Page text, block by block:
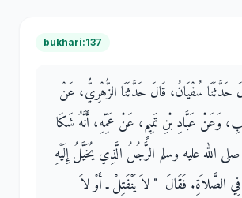
bukhari:137
حَدَّثَنَا سُفْيَانُ، قَالَ حَدَّثَنَا الزُّهْرِيُّ، عَنْ
وَعَنْ عَبَّادِ بْنِ تَمِيمٍ، عَنْ عَمِّهِ، أَنَّهُ شَكَا
الله عليه وسلم الرَّجُلُ الَّذِي يُخَيَّلُ إِلَيْهِ
الصَّلاَةِ‏.‏ فَقَالَ ‏ "‏ لاَ يَنْفَتِلْ ـ أَوْ لاَ